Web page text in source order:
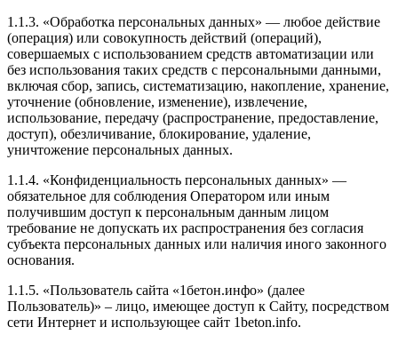
1.1.3. «Обработка персональных данных» — любое действие
(операция) или совокупность действий (операций),
совершаемых с использованием средств автоматизации или
без использования таких средств с персональными данными,
включая сбор, запись, систематизацию, накопление, хранение,
уточнение (обновление, изменение), извлечение,
использование, передачу (распространение, предоставление,
доступ), обезличивание, блокирование, удаление,
уничтожение персональных данных.
1.1.4. «Конфиденциальность персональных данных» —
обязательное для соблюдения Оператором или иным
получившим доступ к персональным данным лицом
требование не допускать их распространения без согласия
субъекта персональных данных или наличия иного законного
основания.
1.1.5. «Пользователь сайта «1бетон.инфо» (далее
Пользователь)» – лицо, имеющее доступ к Сайту, посредством
сети Интернет и использующее сайт 1beton.info.